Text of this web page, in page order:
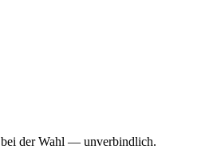
der Wahl — unverbindlich.